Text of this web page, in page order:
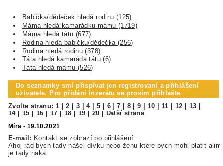
Babička/dědeček hledá rodinu (125)
Máma hledá kamarádku mámu (1719)
Máma hledá tátu (677)
Rodina hledá babičku/dědečka (256)
Rodina hledá rodinu (378)
Táta hledá kamaráda tátu (6)
Táta hledá mámu (526)
Do seznamky smí přispívat jen registrovaní a přihlášení
uživatele. Pro přidání inzerátu se prosímpřihlašte
Zvolte stranu: 1 |2 3 |4| 5 6|7 8|9 10 11 12 13
14| 15 16 17 18 19 20 Další strana
Míra - 19.10.2021
E-mail: Kontakt se zobrazí po přihlášení
Ahoj rád bych tady našel dívku nebo ženu které bych mohl platit
je tady naka